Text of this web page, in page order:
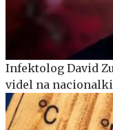
Infektolog David
videl na nacionalki: